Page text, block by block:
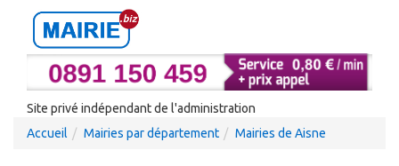
Site privé indépendant de l'administration
Accueil
Mairies par département Mairies de Aisne